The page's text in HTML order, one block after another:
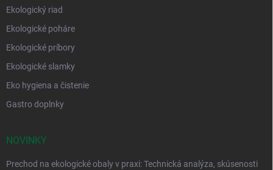
Ekologický riad
Ekologické poháre
Ekologické príbory
Ekologické slamky
Eko hygiena a čistenie
Gastro doplnky
NOVINKY
Prechod na ekologické obaly v praxi: Technická analýza, skúsenosti